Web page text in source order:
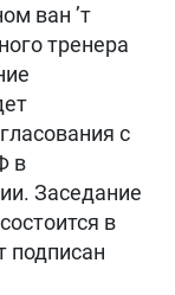
ван ’т
тренера
с
в
Заседание
в
подписан